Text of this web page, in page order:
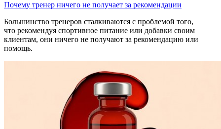
Почему тренер ничего не получает за рекомендации
Большинство тренеров сталкиваются с проблемой того,
что рекомендуя спортивное питание или добавки своим
клиентам, они ничего не получают за рекомендацию или
помощь.